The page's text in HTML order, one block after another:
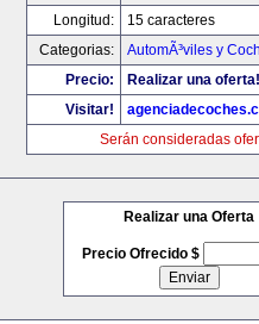
Longitud:
15 caracteres
Categorias:
AutomÃ³viles y
Precio:
Realizar una oferta!
Visitar!
Serán consideradas
Realizar una Oferta
Precio Ofrecido $